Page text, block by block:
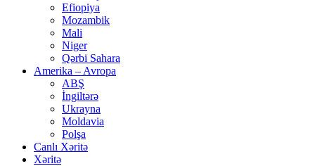
Efiopiya
Mozambik
Mali
Niger
Qərbi Sahara
Amerika – Avropa
ABŞ
İngiltərə
Ukrayna
Moldavia
Polşa
Canlı Xəritə
Xəritə